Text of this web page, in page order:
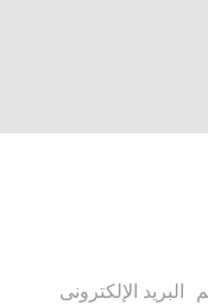
البريد الإلكترونى